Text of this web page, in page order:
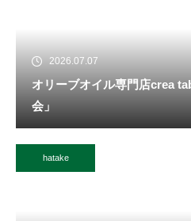
2026.07.07
オリーブオイル専門店crea
会」
hatake